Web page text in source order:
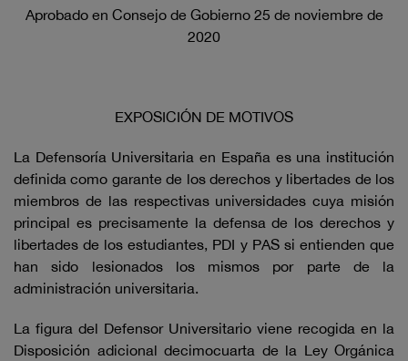
Aprobado en Consejo de Gobierno 25 de noviembre de
2020
EXPOSICIÓN DE MOTIVOS
La Defensoría Universitaria en España es una institución
definida como garante de los derechos y libertades de los
miembros de las respectivas universidades cuya misión
principal es precisamente la defensa de los derechos y
libertades de los estudiantes, PDI y PAS si entienden que
han sido lesionados los mismos por parte de la
administración universitaria.
La figura del Defensor Universitario viene recogida en la
Disposición adicional decimocuarta de la Ley Orgánica